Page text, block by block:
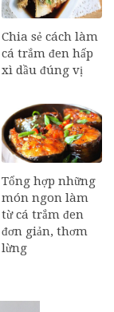
Chia sẻ cách làm
cá trắm đen hấp
xì dầu đúng vị
Tổng hợp những
món ngon làm
từ cá trắm đen
đơn giản, thơm
lừng